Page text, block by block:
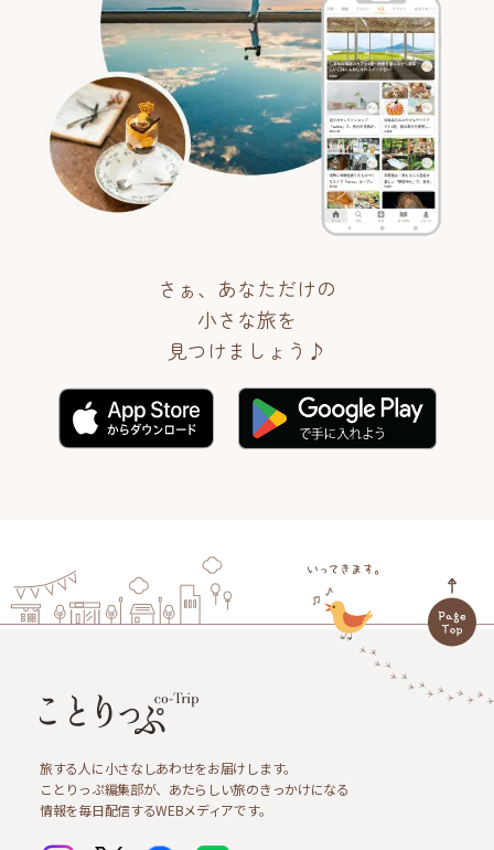
さぁ、あなただけの
小さな旅を
見つけましょう♪
旅する人に小さなしあわせをお届けします。
ことりっぷ編集部が、あたらしい旅のきっかけになる
情報を毎日配信するWEBメディアです。